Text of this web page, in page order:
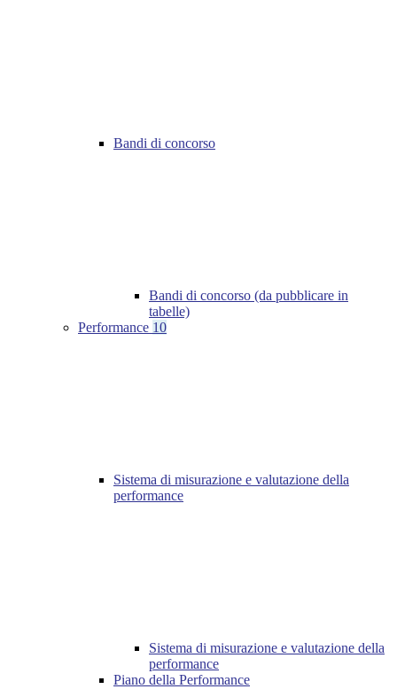
Bandi di concorso
Bandi di concorso (da pubblicare in
tabelle)
Performance 10
Sistema di misurazione e valutazione della
performance
Sistema di misurazione e valutazione della
performance
Piano della Performance